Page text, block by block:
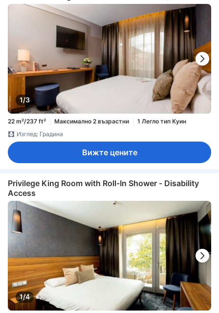
1/3
22 m²/237 ft² Максимално 2 възрастни
1 Легло тип Куин
Изглед: Градина
Вижте цените
Privilege King Room with Roll-In Shower - Disability
Access
1/4